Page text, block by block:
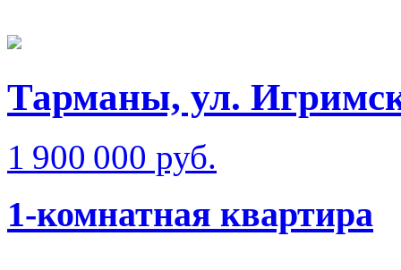
Тарманы, ул.
1 900 000 руб.
1-комнатная квартира